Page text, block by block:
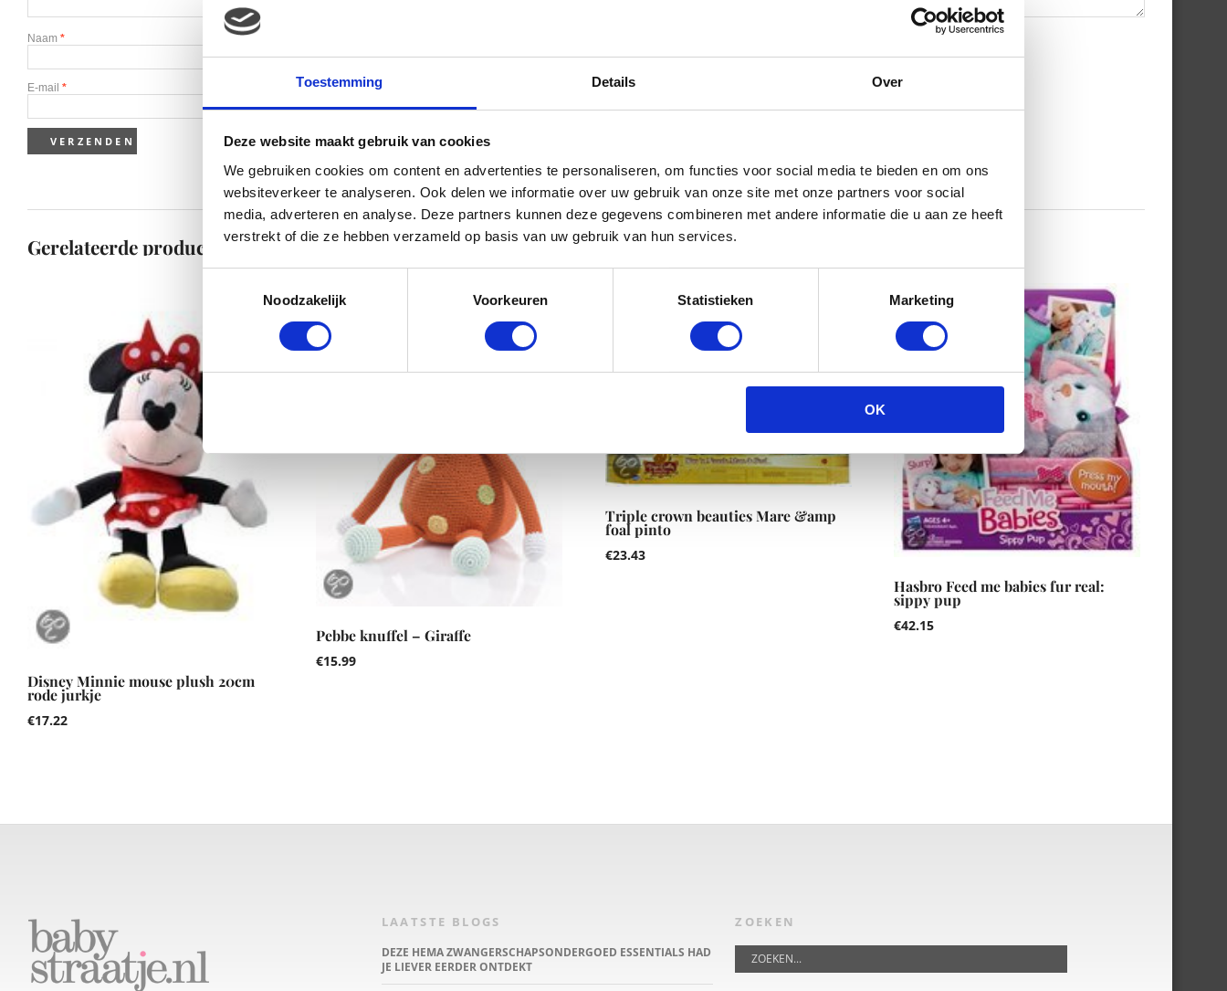
Toestemming Details Over
Deze website maakt gebruik van cookies
We gebruiken cookies om content en advertenties te personaliseren, om functies voor social media te bieden en om ons
websiteverkeer te analyseren. Ook delen we informatie over uw gebruik van onze site met onze partners voor social
media, adverteren en analyse. Deze partners kunnen deze gegevens combineren met andere informatie die u aan ze heeft
verstrekt of die ze hebben verzameld op basis van uw gebruik van hun services.
Noodzakelijk
Voorkeuren Statistieken Marketing
OK
Naam *
E-mail *
Gerelateerde producten
Disney Minnie mouse plush 20cm
rode jurkje
€17.22
Pebbe knuffel – Giraffe
€15.99
Triple crown beauties Mare &amp
foal pinto
€23.43
Hasbro Feed me babies fur real:
sippy pup
€42.15
LAATSTE BLOGS
DEZE HEMA ZWANGERSCHAPSONDERGOED ESSENTIALS HAD
JE LIEVER EERDER ONTDEKT
ZOEKEN